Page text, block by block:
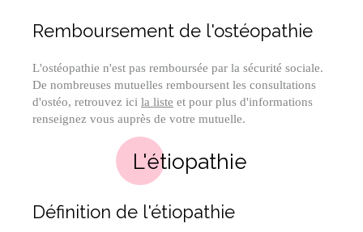
Remboursement de l'ostéopathie
L'ostéopathie n'est pas remboursée par la sécurité sociale.
De nombreuses mutuelles remboursent les consultations
d'ostéo, retrouvez ici la liste et pour plus d'informations
renseignez vous auprès de votre mutuelle.
L'étiopathie
Définition de l'étiopathie